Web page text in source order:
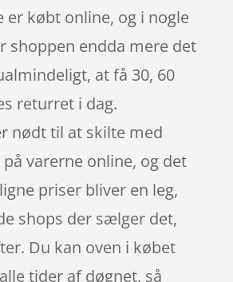
er købt online, og i nogle
shoppen endda mere det
at få 30, 60
returret i dag.
nødt til at skilte med
varerne online, og det
priser bliver en leg,
shops der sælger det,
Du kan oven i købet
tider af døgnet, så